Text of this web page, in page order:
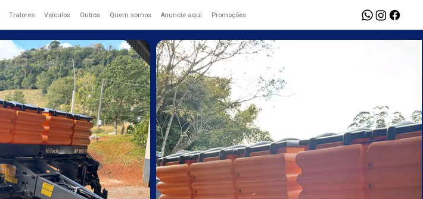
Tratores Veículos Outros Quem somos Anuncie aqui Promoções